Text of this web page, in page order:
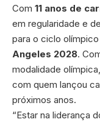
Com 11 anos de
em regularidade e
para o ciclo
Angeles 2028.
modalidade
com quem lançou
próximos anos.
“Estar na liderança